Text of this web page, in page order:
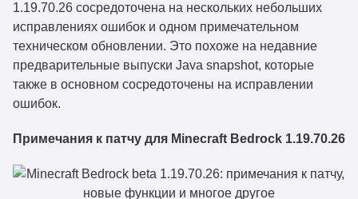
1.19.70.26 сосредоточена на нескольких небольших
исправлениях ошибок и одном примечательном
техническом обновлении. Это похоже на недавние
предварительные выпуски Java snapshot, которые
также в основном сосредоточены на исправлении
ошибок.
Примечания к патчу для Minecraft Bedrock 1.19.70.26